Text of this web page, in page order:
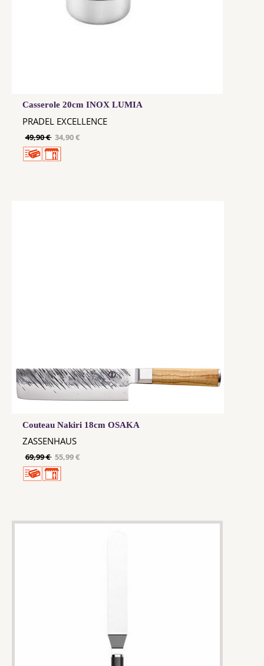
Casserole 20cm INOX LUMIA
PRADEL EXCELLENCE
49,90 € 34,90 €
Couteau Nakiri 18cm OSAKA
ZASSENHAUS
69,99 € 55,99 €